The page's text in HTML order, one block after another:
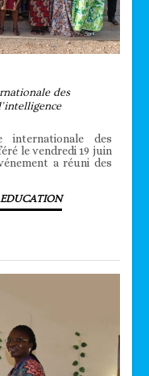
des
des
le vendredi 19 juin
a réuni des
EDUCATION